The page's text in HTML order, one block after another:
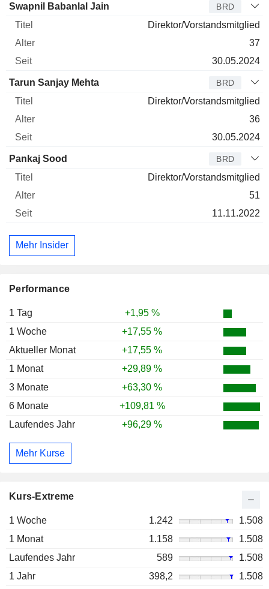
Performance
1 Tag
+1,95 %
1 Woche
+17,55 %
Aktueller Monat
+17,55 %
1 Monat
+29,89 %
3 Monate
+63,30 %
6 Monate
+109,81 %
Laufendes Jahr
+96,29 %
Mehr Kurse
Kurs-Extreme
1 Woche 1.242
1.508
1 Monat
1.158
1.508
Laufendes Jahr
589
1.508
1 Jahr
398,2
1.508
Verwaltungsratsmitglied
Swapnil Babanlal Jain BRD
Direktor/Vorstandsmitglied
37
30.05.2024
Tarun Sanjay Mehta BRD
Direktor/Vorstandsmitglied
36
30.05.2024
Pankaj Sood BRD
Direktor/Vorstandsmitglied
51
11.11.2022
Mehr Insider